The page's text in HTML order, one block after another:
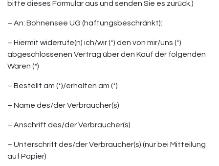
bitte dieses Formular aus und senden Sie es zurück.)
– An: Bohnensee UG (haftungsbeschränkt):
– Hiermit widerrufe(n) ich/wir (*) den von mir/uns (*)
abgeschlossenen Vertrag über den Kauf der folgenden
Waren (*)
– Bestellt am (*)/erhalten am (*)
– Name des/der Verbraucher(s)
– Anschrift des/der Verbraucher(s)
– Unterschrift des/der Verbraucher(s) (nur bei Mitteilung
auf Papier)